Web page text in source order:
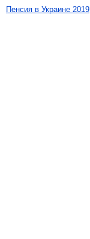
Пенсия в Украине 2019